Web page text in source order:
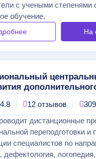
с учеными степенями
обучение.
На
4.8 12 отзывов
дистанционные
переподготовки и
специалистов по
дефектология,